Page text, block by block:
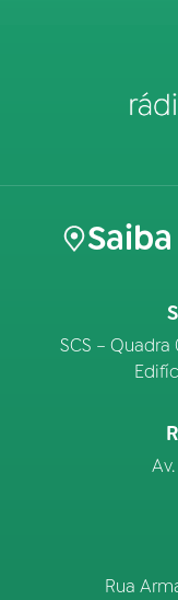
SCS –
Rua